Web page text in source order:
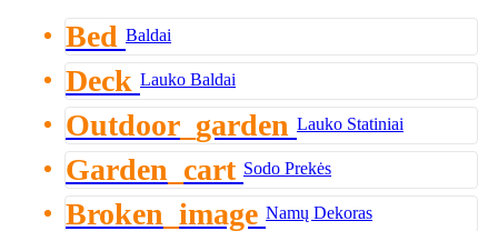
Bed Baldai
Deck Lauko Baldai
Outdoor_garden Lauko Statiniai
Garden_cart Sodo Prekės
Broken_image Namų Dekoras